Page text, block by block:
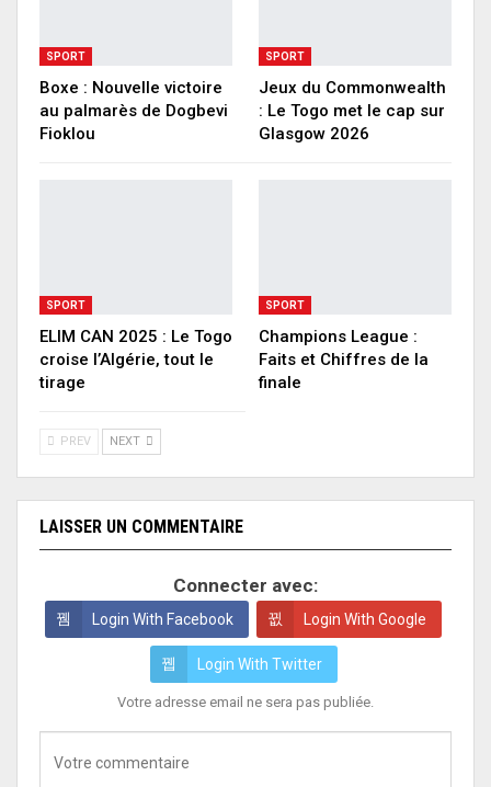
SPORT
Boxe : Nouvelle victoire
au palmarès de Dogbevi
Fioklou
SPORT
Jeux du Commonwealth
: Le Togo met le cap sur
Glasgow 2026
SPORT
ELIM CAN 2025 : Le Togo
croise l’Algérie, tout le
tirage
SPORT
Champions League :
Faits et Chiffres de la
finale
PREV NEXT
LAISSER UN COMMENTAIRE
Connecter avec:
Login With Facebook Login With Google
Login With Twitter
Votre adresse email ne sera pas publiée.